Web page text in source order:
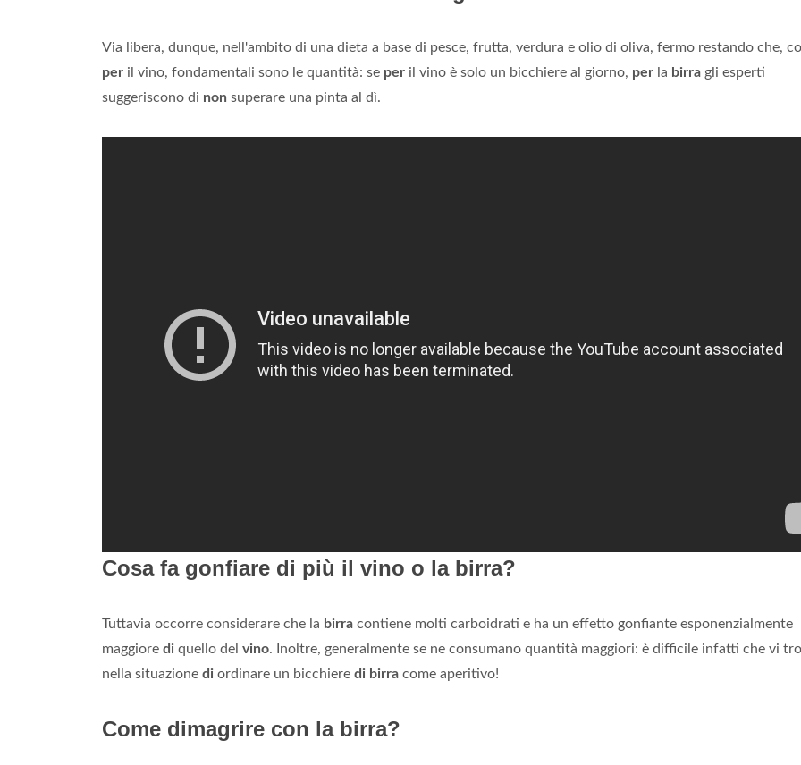
Via libera, dunque, nell'ambito di una dieta a base di pesce, frutta, verdura e olio di oliva, fermo restando che,
per il vino, fondamentali sono le quantità: se per il vino è solo un bicchiere al giorno, per la birra gli esperti
suggeriscono di non superare una pinta al dì.
Cosa fa gonfiare di più il vino o la birra?
Tuttavia occorre considerare che la birra contiene molti carboidrati e ha un effetto gonfiante esponenzialmente
maggiore di quello del vino. Inoltre, generalmente se ne consumano quantità maggiori: è difficile infatti che vi
nella situazione di ordinare un bicchiere di birra come aperitivo!
Come dimagrire con la birra?